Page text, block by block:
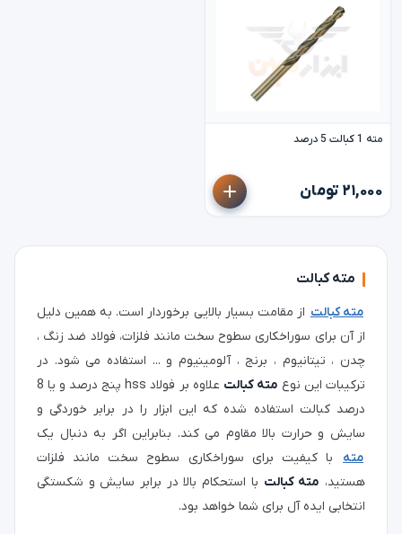
مته 1 کبالت 5 درصد
۲۱,۰۰۰ تومان
مته کبالت
مته کبالت از مقامت بسیار بالایی برخوردار است. به همین دلیل
از آن برای سوراخکاری سطوح سخت مانند فلزات، فولاد ضد زنگ ،
چدن ، تیتانیوم ، برنج ، آلومینیوم و ... استفاده می شود. در
ترکیبات این نوع مته کبالت
علاوه بر فولاد hss پنج درصد و یا 8
درصد کبالت استفاده شده که این ابزار را در برابر خوردگی و
سایش و حرارت بالا مقاوم می کند. بنابراین اگر به دنبال یک
مته
با کیفیت برای سوراخکاری سطوح سخت مانند فلزات
هستید، مته کبالت با استحکام بالا در برابر سایش و شکستگی
انتخابی ایده آل برای شما خواهد بود.